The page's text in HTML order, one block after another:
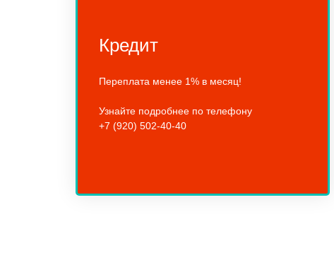
Кредит
Переплата менее 1% в месяц!
Узнайте подробнее по телефону
+7 (920) 502-40-40